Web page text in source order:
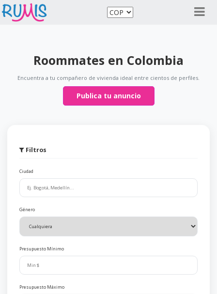
Roommates en Colombia
Encuentra a tu compañero de vivienda ideal entre cientos de perfiles.
Publica tu anuncio
Filtros
Ciudad
Género
Presupuesto Mínimo
Presupuesto Máximo